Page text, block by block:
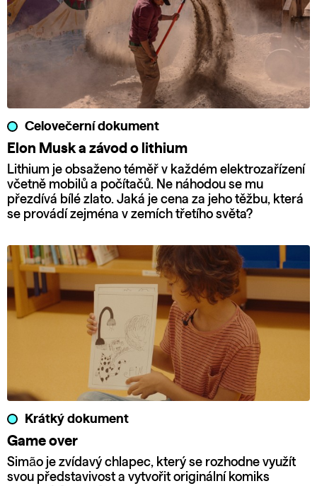
Celovečerní dokument
Elon Musk a závod o lithium
Lithium je obsaženo téměř v každém elektrozařízení
včetně mobilů a počítačů. Ne náhodou se mu
přezdívá bílé zlato. Jaká je cena za jeho těžbu, která
se provádí zejména v zemích třetího světa?
Krátký dokument
Game over
Simão je zvídavý chlapec, který se rozhodne využít
svou představivost a vytvořit originální komiks